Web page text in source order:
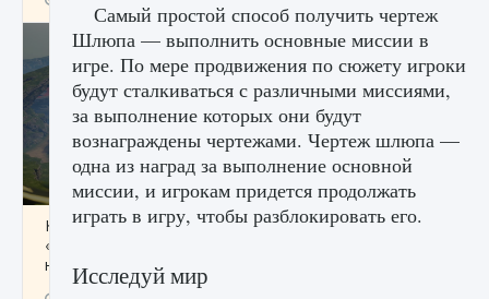
Как исправить ошибку Palworld EPalworld
«Идет сохранение мира — Невозможно
начать сохранение данных мира»
Самый простой способ получить чертеж
Шлюпа — выполнить основные миссии в
игре. По мере продвижения по сюжету игроки
будут сталкиваться с различными миссиями,
за выполнение которых они будут
вознаграждены чертежами. Чертеж шлюпа —
одна из наград за выполнение основной
миссии, и игрокам придется продолжать
играть в игру, чтобы разблокировать его.
Исследуй мир